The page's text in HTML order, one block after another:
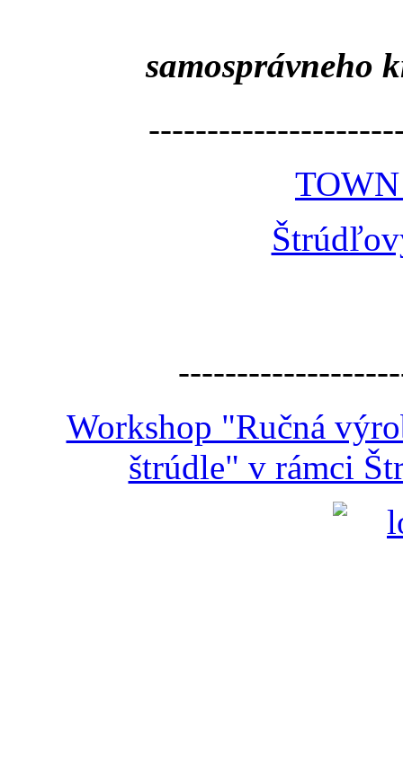
samosprávneho
Workshop "Ručná
štrúdle" v rámci